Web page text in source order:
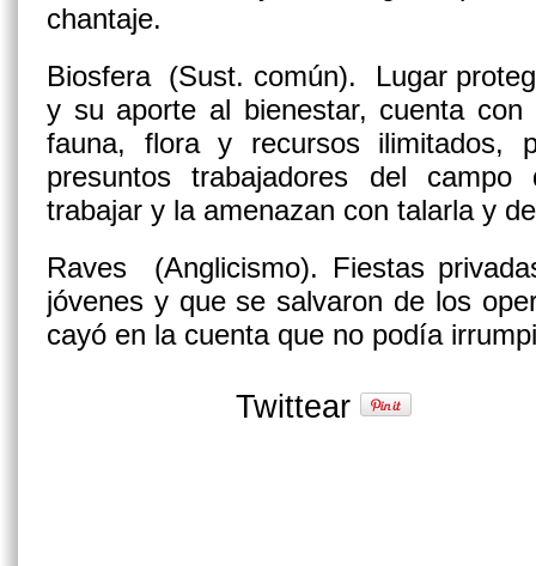
chantaje.
Biosfera (Sust. común).
Lugar
y su aporte al bienestar, cuenta con
fauna, flora y recursos ilimitados,
presuntos trabajadores del
trabajar y la amenazan con talarla y
Raves
(Anglicismo). Fiestas
jóvenes y que se salvaron de los
cayó en la cuenta que no podía
Twittear